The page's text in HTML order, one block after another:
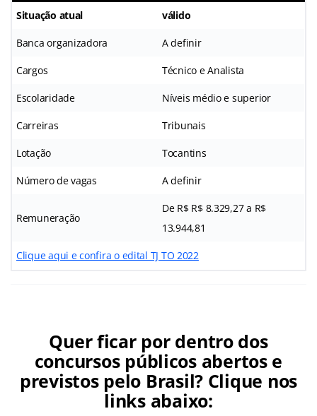
Situação atual válido
Banca organizadora A definir
Cargos Técnico e Analista
Escolaridade Níveis médio e superior
Carreiras Tribunais
Lotação Tocantins
Número de vagas A definir
Remuneração
De R$ R$ 8.329,27 a R$
13.944,81
Clique aqui e confira o edital TJ TO 2022
Quer ficar por dentro dos
concursos públicos abertos e
previstos pelo Brasil? Clique nos
links abaixo: